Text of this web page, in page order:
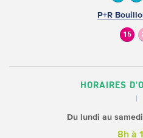
P+R
15
HORAIRES
Du lundi au
8h à